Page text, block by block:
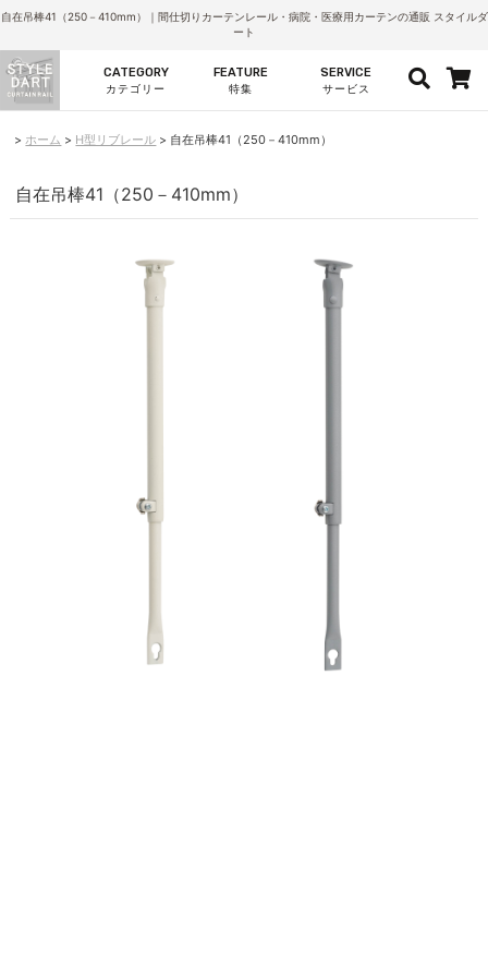
自在吊棒41（250－410mm）｜間仕切りカーテンレール・病院・医療用カーテンの通販 スタイルダ
ート
CATEGORY
カテゴリー
FEATURE
特集
SERVICE
サービス
ホーム H型リブレール 自在吊棒41（250－410mm）
自在吊棒41（250－410mm）